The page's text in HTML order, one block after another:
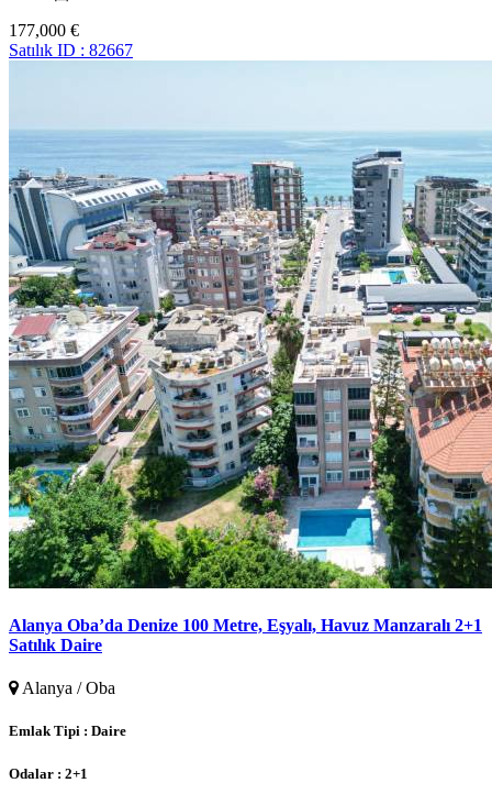
177,000 €
Satılık ID : 82667
Alanya Oba’da Denize 100 Metre, Eşyalı, Havuz Manzaralı 2+1
Satılık Daire
Alanya / Oba
Emlak Tipi : Daire
Odalar : 2+1